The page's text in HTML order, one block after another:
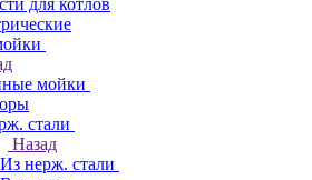
для котлов
мойки
стали
Назад
Из нерж. стали